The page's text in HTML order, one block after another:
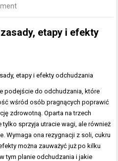
etapy i efekty
podejście do odchudzania, które
wśród osób pragnących poprawić
zdrowotną. Oparta na trzech
sprzyja utracie wagi, ale również
Wymaga ona rezygnacji z soli, cukru
można zauważyć już po kilku
tym planie odchudzania i jakie